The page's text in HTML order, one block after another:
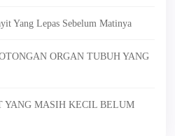
Yang Lepas Sebelum Matinya
ORGAN TUBUH YANG
YANG MASIH KECIL BELUM